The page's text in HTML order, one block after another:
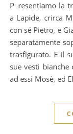
Presentiamo la traduzione del commentario di Cornelius
a Lapide, crirca
con sé Pietro, e
separatamente
trasfigurato. E il
sue vesti
ad essi Mosè, ed